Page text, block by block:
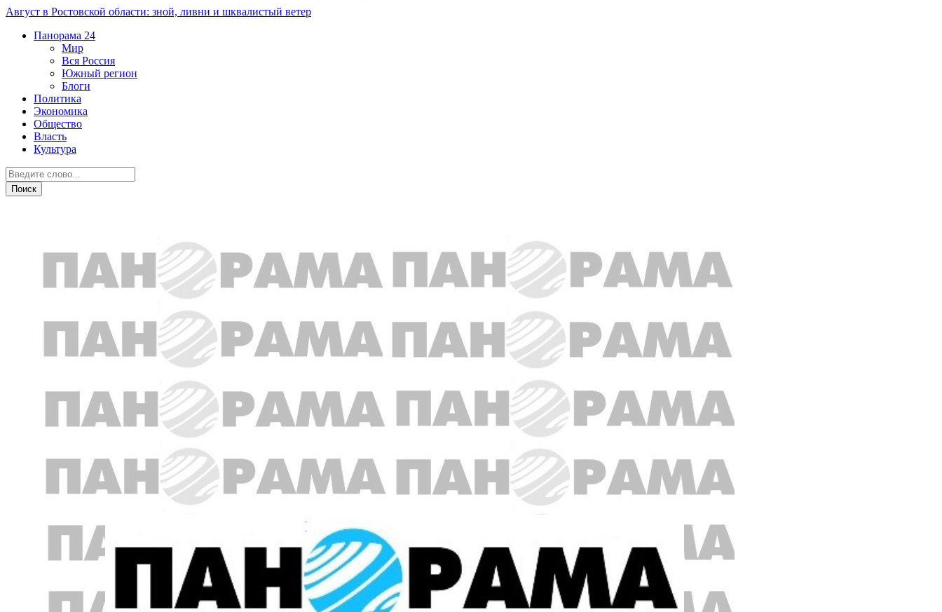
Август в Ростовской области: зной, ливни и шквалистый ветер
Панорама 24
Мир
Вся Россия
Южный регион
Блоги
Политика
Экономика
Общество
Власть
Культура